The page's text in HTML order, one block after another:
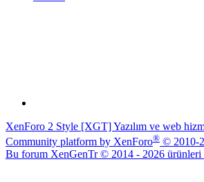
XenForo 2 Style [XGT] Yazılım ve web
Community platform by XenForo® © 2010-
Bu forum XenGenTr © 2014 - 2026 ürünleri